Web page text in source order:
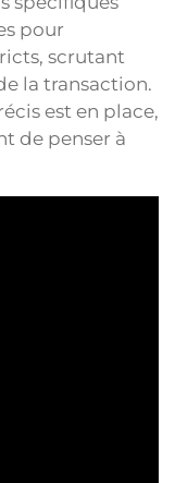
pour
scrutant
la transaction.
est en place,
de penser à